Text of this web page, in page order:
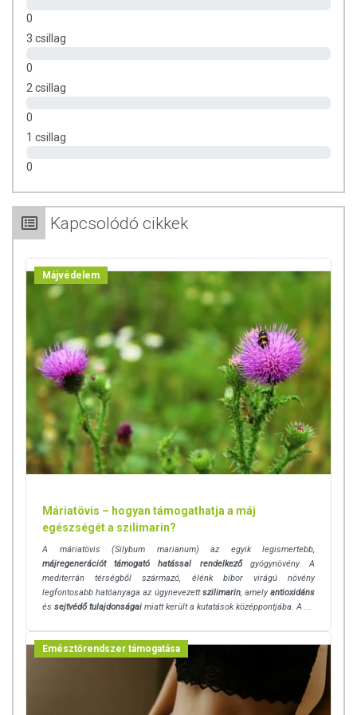
A specifikációban feltüntetett adatok 100 g termékre vonatkoznak!
Tárolás:Száraz, hűvös helyen, gyermekek elől elzárva tartandó.
állítható vagy sugallható, hogy betegséget megelőző vagy gyógyító
rendezésére, és nem helyettesítik a szakorvosi diagnózist és a
gyógyszeres kezelést!
0
3 csillag
0
2 csillag
0
1 csillag
0
Kapcsolódó cikkek
Májvédelem
Máriatövis – hogyan támogathatja a máj
egészségét a szilimarin?
A máriatövis (Silybum marianum) az egyik legismertebb,
májregenerációt támogató hatással rendelkező gyógynövény. A
mediterrán térségből származó, élénk bíbor virágú növény
legfontosabb hatóanyaga az úgynevezettszilimarin, amelyantioxidáns
és sejtvédő tulajdonságai miatt került a kutatások középpontjába. A ...
Emésztőrendszer támogatása